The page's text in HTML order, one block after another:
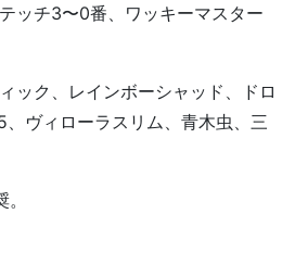
ッチ3〜0番、ワッキーマスター
ック、レインボーシャッド、ドロ
ヴィローラスリム、青木虫、三